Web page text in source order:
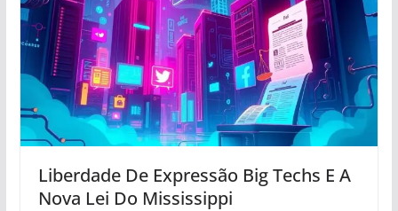
Liberdade De Expressão Big Techs E A
Nova Lei Do Mississippi